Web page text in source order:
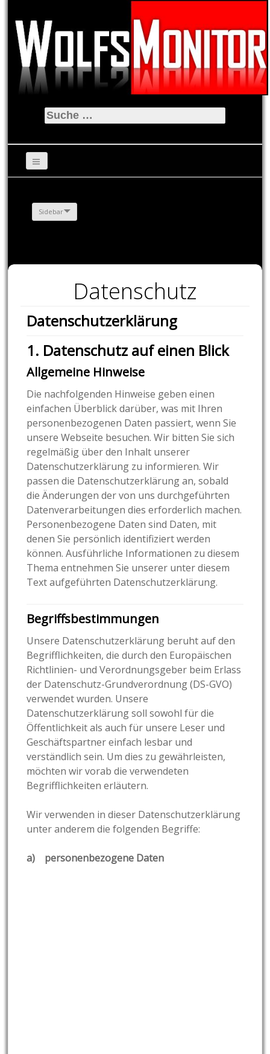
Suche
nach:
Sidebar
Datenschutz
Datenschutzerklärung
1. Datenschutz auf einen Blick
Allgemeine Hinweise
Die nachfolgenden Hinweise geben einen
einfachen Überblick darüber, was mit Ihren
personenbezogenen Daten passiert, wenn Sie
unsere Webseite besuchen. Wir bitten Sie sich
regelmäßig über den Inhalt unserer
Datenschutzerklärung zu informieren. Wir
passen die Datenschutzerklärung an, sobald
die Änderungen der von uns durchgeführten
Datenverarbeitungen dies erforderlich machen.
Personenbezogene Daten sind Daten, mit
denen Sie persönlich identifiziert werden
können. Ausführliche Informationen zu diesem
Thema entnehmen Sie unserer unter diesem
Text aufgeführten Datenschutzerklärung.
Begriffsbestimmungen
Unsere Datenschutzerklärung beruht auf den
Begrifflichkeiten, die durch den Europäischen
Richtlinien- und Verordnungsgeber beim Erlass
der Datenschutz-Grundverordnung (DS-GVO)
verwendet wurden. Unsere
Datenschutzerklärung soll sowohl für die
Öffentlichkeit als auch für unsere Leser und
Geschäftspartner einfach lesbar und
verständlich sein. Um dies zu gewährleisten,
möchten wir vorab die verwendeten
Begrifflichkeiten erläutern.
Wir verwenden in dieser Datenschutzerklärung
unter anderem die folgenden Begriffe:
a) personenbezogene Daten